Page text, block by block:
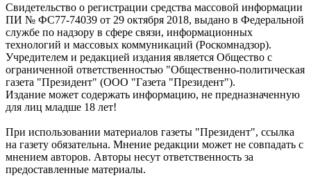
Свидетельство о регистрации средства массовой информации
ПИ № ФС77-74039 от 29 октября 2018, выдано в Федеральной
службе по надзору в сфере связи, информационных
технологий и массовых коммуникаций (Роскомнадзор).
Учредителем и редакцией издания является Общество с
ограниченной ответственностью "Общественно-политическая
газета "Президент" (ООО "Газета "Президент").
Издание может содержать информацию, не предназначенную
для лиц младше 18 лет!
При использовании материалов газеты "Президент", ссылка
на газету обязательна. Мнение редакции может не совпадать с
мнением авторов. Авторы несут ответственность за
предоставленные материалы.